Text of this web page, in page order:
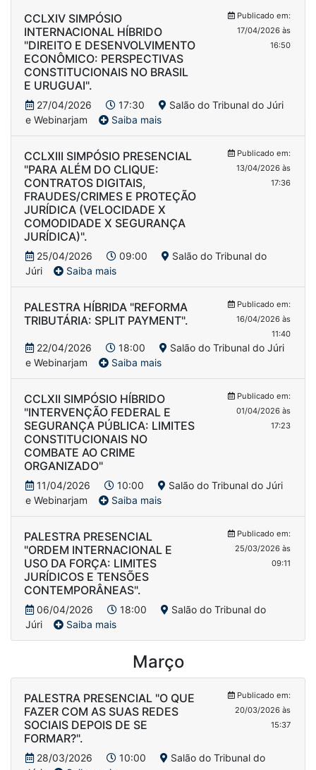
CCLXIV SIMPÓSIO
INTERNACIONAL HÍBRIDO
"DIREITO E DESENVOLVIMENTO
ECONÔMICO: PERSPECTIVAS
CONSTITUCIONAIS NO BRASIL
E URUGUAI".
Publicado em:
17/04/2026 às
16:50
27/04/2026 17:30
Salão do Tribunal do Júri
e Webinarjam
Saiba mais
CCLXIII SIMPÓSIO PRESENCIAL
"PARA ALÉM DO CLIQUE:
CONTRATOS DIGITAIS,
FRAUDES/CRIMES E PROTEÇÃO
JURÍDICA (VELOCIDADE X
COMODIDADE X SEGURANÇA
JURÍDICA)".
Publicado em:
13/04/2026 às
17:36
25/04/2026 09:00
Salão do Tribunal do
Júri
Saiba mais
PALESTRA HÍBRIDA "REFORMA
TRIBUTÁRIA: SPLIT PAYMENT".
Publicado em:
16/04/2026 às
11:40
22/04/2026 18:00
Salão do Tribunal do Júri
e Webinarjam
Saiba mais
CCLXII SIMPÓSIO HÍBRIDO
"INTERVENÇÃO FEDERAL E
SEGURANÇA PÚBLICA: LIMITES
CONSTITUCIONAIS NO
COMBATE AO CRIME
ORGANIZADO"
Publicado em:
01/04/2026 às
17:23
11/04/2026 10:00
Salão do Tribunal do Júri
e Webinarjam
Saiba mais
PALESTRA PRESENCIAL
"ORDEM INTERNACIONAL E
USO DA FORÇA: LIMITES
JURÍDICOS E TENSÕES
CONTEMPORÂNEAS".
Publicado em:
25/03/2026 às
09:11
06/04/2026 18:00
Salão do Tribunal do
Júri
Saiba mais
Março
PALESTRA PRESENCIAL "O QUE
FAZER COM AS SUAS REDES
SOCIAIS DEPOIS DE SE
FORMAR?".
Publicado em:
20/03/2026 às
15:37
28/03/2026 10:00
Salão do Tribunal do